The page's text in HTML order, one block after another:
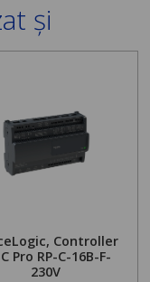
și
Controller
Pro RP-C-16B-F-
230V